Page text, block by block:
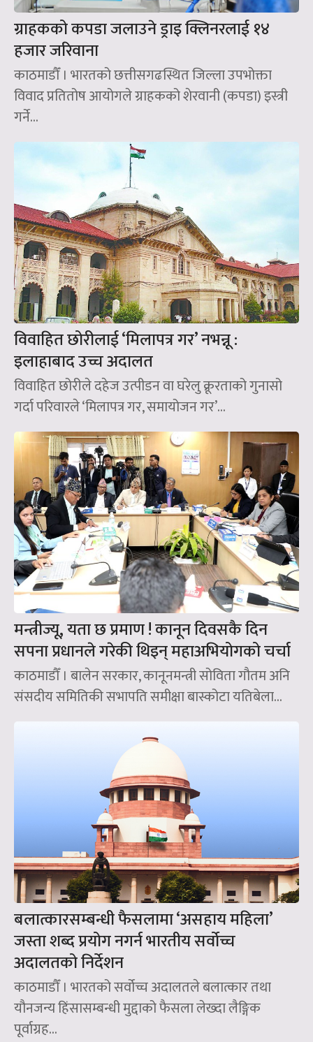
ग्राहकको कपडा जलाउने ड्राइ क्लिनरलाई १४
हजार जरिवाना
काठमाडौँ । भारतको छत्तीसगढस्थित जिल्ला उपभोक्ता
विवाद प्रतितोष आयोगले ग्राहकको शेरवानी (कपडा) इस्त्री
गर्ने...
विवाहित छोरीलाई ‘मिलापत्र गर’ नभन्नू :
इलाहाबाद उच्च अदालत
विवाहित छोरीले दहेज उत्पीडन वा घरेलु क्रूरताको गुनासो
गर्दा परिवारले ‘मिलापत्र गर, समायोजन गर’...
मन्त्रीज्यू, यता छ प्रमाण ! कानून दिवसकै दिन
सपना प्रधानले गरेकी थिइन् महाअभियोगको चर्चा
काठमाडौँ । बालेन सरकार, कानूनमन्त्री सोविता गौतम अनि
संसदीय समितिकी सभापति समीक्षा बास्कोटा यतिबेला...
बलात्कारसम्बन्धी फैसलामा ‘असहाय महिला’
जस्ता शब्द प्रयोग नगर्न भारतीय सर्वोच्च
अदालतको निर्देशन
काठमाडौँ । भारतको सर्वोच्च अदालतले बलात्कार तथा
यौनजन्य हिंसासम्बन्धी मुद्दाको फैसला लेख्दा लैङ्गिक
पूर्वाग्रह...